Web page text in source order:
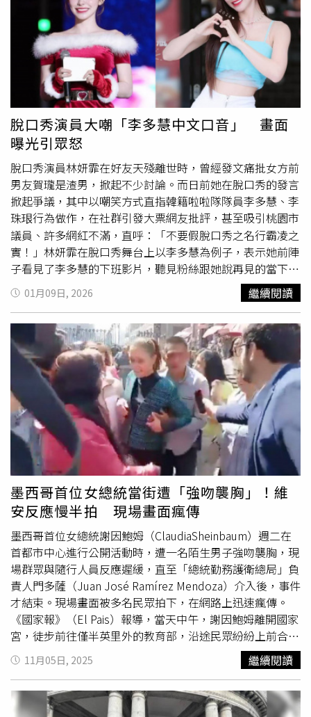
的事情」，但情勢在1956年出現轉變，當時季里諾以某種
「準全面寬恕」的方式原諒日本戰時暴行，以換取日本的戰
爭賠償。而近期的OSA援助「實際上使日本的再武裝正當
化」，Karl Ian Cheng Chua坦承，菲律賓人因為其「面向未
來」的心態，往往會忘記自己的歷史，而「日本在政治上的
軟實力及硬實力也足以贏得菲律賓的民心」。但作為歷史學
家，他認為自己無法忽視過去馬尼拉與東京之間的戰時歷
史，這些因素仍可能塑造未來，「我們現在真的準備好與日
本建立這種新的關係了嗎？」
和服拜神社，又叫做什麼？詹江村再指，想請問民進黨的性
女權自助餐部，鄭文燦的豆干文化節，舞台上穿性感內褲
扭臀擺腰，伴隨著用情趣用品拍打屁股的活動，民進黨性平
自助餐部，有出來譴責鄭文燦嗎？
脫口秀演員大嘲「李多慧中文口音」 畫面
曝光引眾怒
脫口秀演員林妍霏在好友天殘離世時，曾經發文痛批女方前
男友賀瓏是渣男，掀起不少討論。而日前她在脫口秀的發言
掀起爭議，其中以嘲笑方式直指韓籍啦啦隊隊員李多慧、李
珠珢行為做作，在社群引發大票網友批評，甚至吸引桃園市
議員、許多網紅不滿，直呼：「不要假脫口秀之名行霸凌之
實！」林妍霏在脫口秀舞台上以李多慧為例子，表示她前陣
子看見了李多慧的下班影片，聽見粉絲跟她說再見的當下並
沒有反應過來，接著才用可愛的聲音說：「晚安！晚安！回
家！回家！」林妍霏狠批「有人類這樣講話的嗎？」並稱認
為李多慧這種人門關起來一定不是可愛的樣子，在家是叼著
菸、喝酒、罵髒話的人。另一段則是林妍霏提到台灣男生現
在太迷戀韓國啦啦隊，因為台灣「專門從韓國進口許多啦啦
隊」，她以李珠珢前陣子拍攝全家喝水廣告為例，認為她在
廣告中只說了：「我是李珠珢，李珠珢、李珠珢、李珠珢，
我愛喝水（台語）！」直呼廣告內容很荒唐。林妍霏指出，
她當下看完認為一定會有許多罵聲，結果實際到YouTube留
言區發現，全是誇讚可愛的留言，讓她直呼：「這樣也可
以？我不敢相信」，若換成前總統蔡英文來拍一定不會有一
樣效果。這兩段脫口秀的內容在網路平台上掀起許多爭議，
網友怒轟「完全不知道有什麼好笑，人家是外國人，講話當
然不會像台灣人那樣流暢」、「笑點到底在哪裡」、「根本
就是大型雌競現場，
女權自助餐」、「我們在國外生活最討
厭的就是這種嘲笑那些認真學你母語的人，到底有什麼好笑
的」、「完全沒追李多慧，但中文不是李多慧的母語，然後
關起門來她要怎樣是她的自由」。留言區也釣出桃園市議員
黃瓊慧留言：「這已經在公開嘲笑、詆毀李多慧了吧？人家
離鄉背井來台灣發展真的不容易⋯⋯可以不要假脫口秀之名
行霸凌之實嗎？」另有許多網友認為，林妍霏日前才幫好友
天殘罵賀瓏渣男，卻在台上公開嘲笑女性，且攻擊對象還是
把台灣當成第二個家的李多慧，一點也不幽默又在無中生有
的抹黑。
01月09日, 2026 繼續閱讀
墨西哥首位女總統當街遭「強吻襲胸」！維
安反應慢半拍 現場畫面瘋傳
墨西哥首位女總統謝因鮑姆（ClaudiaSheinbaum）週二在
首都市中心進行公開活動時，遭一名陌生男子強吻襲胸，現
場群眾與隨行人員反應遲緩，直至「總統勤務護衛總局」負
責人門多薩（Juan José Ramírez Mendoza）介入後，事件
才結束。現場畫面被多名民眾拍下，在網路上迅速瘋傳。
《國家報》（El Pais）報導，當天中午，謝因鮑姆離開國家
宮，徒步前往僅半英里外的教育部，沿途民眾紛紛上前合
影、打招呼。突然間，一名男子從她左側靠近，試圖強吻襲
胸。當時謝因鮑姆正與另一側民眾互動，立刻推開對方的
手，神情明顯不適。隨行人員介入後，她尷尬地笑了笑，並
安撫說「沒關係」，還示意隨扈允許男子拍照。報導指出，
11月05日, 2025 繼續閱讀